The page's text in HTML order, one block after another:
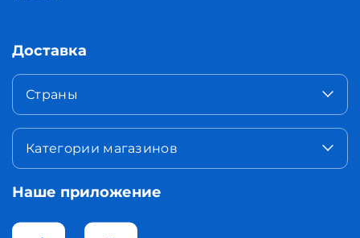
Доставка
Страны
Категории магазинов
Наше приложение